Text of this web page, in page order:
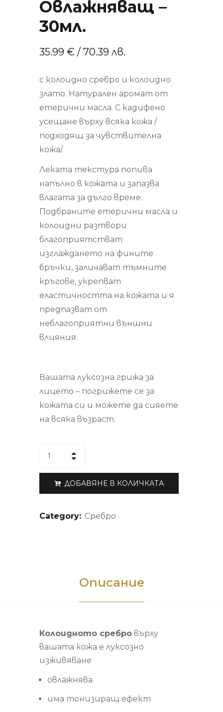
Овлажняващ –
30мл.
35.99 € / 70.39 лв.
с колоидно сребро и колоидно
злато. Натурален аромат от
етерични масла. С кадифено
усещане върху всяка кожа /
подходящ за чувствителна
кожа/.
Леката текстура попива
напълно в кожата и запазва
влагата за дълго време.
Подбраните етерични масла и
колоидни разтвори
благоприятстват
изглаждането на фините
бръчки, заличават тъмните
кръгове, укрепват
еластичността на кожата и я
предпазват от
неблагоприятни външни
влияния.
Вашата луксозна грижа за
лицето – погрижете се за
кожата си и можете да сияете
на всяка възраст.
ДОБАВЯНЕ В КОЛИЧКАТА
Category: Сребро
Описание
Колоидното сребро върху
вашата кожа е луксозно
изживяване
овлажнява
има тонизиращ ефект